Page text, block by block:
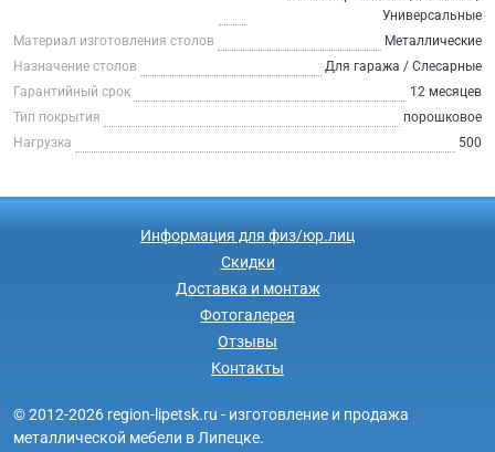
Универсальные
Материал изготовления столов
Металлические
Назначение столов
Для гаража / Слесарные
Гарантийный срок
12 месяцев
Тип покрытия
порошковое
Нагрузка
500
Информация для физ/юр.лиц
Скидки
Доставка и монтаж
Фотогалерея
Отзывы
Контакты
© 2012-2026 region-lipetsk.ru - изготовление и продажа
металлической мебели в Липецке.